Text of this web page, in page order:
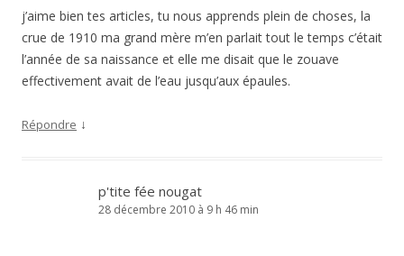
j’aime bien tes articles, tu nous apprends plein de choses, la
crue de 1910 ma grand mère m’en parlait tout le temps c’était
l’année de sa naissance et elle me disait que le zouave
effectivement avait de l’eau jusqu’aux épaules.
Répondre ↓
p'tite fée nougat
28 décembre 2010 à 9 h 46 min